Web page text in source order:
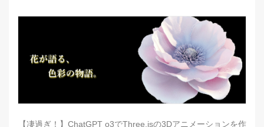
【凄過ぎ！】ChatGPT o3でThree.jsの3Dアニメーションを作